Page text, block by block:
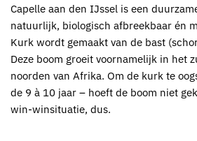
Capelle aan den IJssel is een
natuurlijk, biologisch afbreekbaar én
Kurk wordt gemaakt van de bast
Deze boom groeit voornamelijk in het
noorden van Afrika. Om de kurk te
de 9 à 10 jaar – hoeft de boom niet
win-winsituatie, dus.